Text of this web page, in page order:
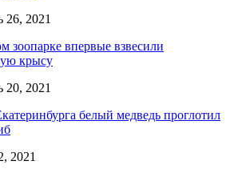
26, 2021
зоопарке впервые взвесили
крысу
20, 2021
белый медведь проглотил
2021